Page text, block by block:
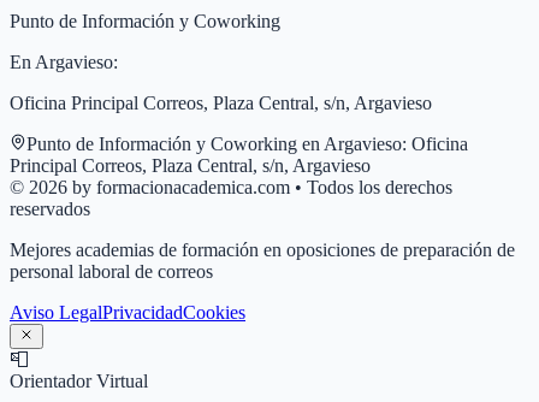
Punto de Información y Coworking
En Argavieso:
Oficina Principal Correos, Plaza Central, s/n, Argavieso
Punto de Información y Coworking en Argavieso: Oficina
Principal Correos, Plaza Central, s/n, Argavieso
© 2026 by formacionacademica.com • Todos los derechos
reservados
Mejores academias de formación en oposiciones de preparación de
personal laboral de correos
Aviso LegalPrivacidadCookies
📮
Orientador Virtual